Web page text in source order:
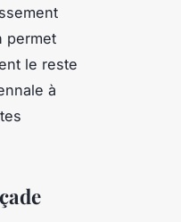
permet
le reste
à